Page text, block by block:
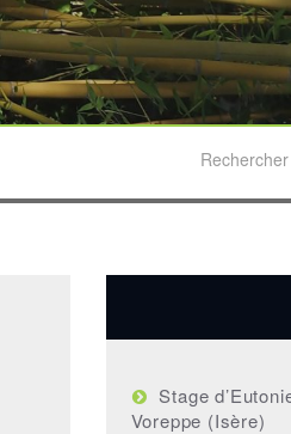
Stage
Voreppe (Isère)